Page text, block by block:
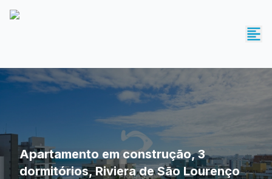
Apartamento em construção, 3
dormitórios, Riviera de São Lourenço